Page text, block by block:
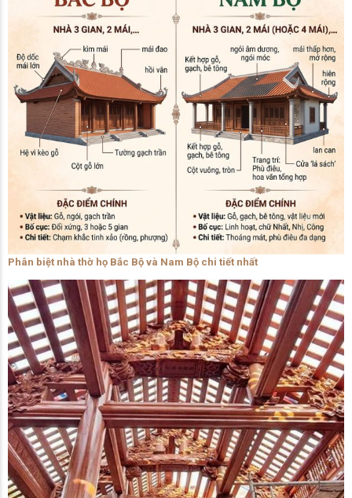
Phân biệt nhà thờ họ Bắc Bộ và Nam Bộ chi tiết nhất